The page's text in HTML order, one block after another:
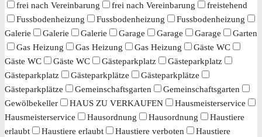
frei nach Vereinbarung
frei nach Vereinbarung
freistehend
Fussbodenheizung
Fussbodenheizung
Fussbodenheizung
Galerie
Galerie Galerie Garage Garage Garage
Garten
Gas Heizung
Gas Heizung Gas Heizung
Gäste WC
Gäste WC
Gäste WC Gästeparkplatz
Gästeparkplatz
Gästeparkplatz
Gästeparkplätze
Gästeparkplätze
Gästeparkplätze
Gemeinschaftsgarten
Gemeinschaftsgarten
Gewölbekeller
HAUS ZU VERKAUFEN
Hausmeisterservice
Hausmeisterservice
Hausordnung Hausordnung
Haustiere
erlaubt
Haustiere erlaubt Haustiere verboten
Haustiere